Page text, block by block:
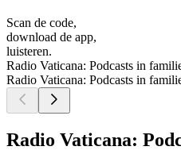
Scan de code,
download de app,
luisteren.
Radio Vaticana: Podcasts in
Radio Vaticana: Podcasts in
Radio Vaticana: